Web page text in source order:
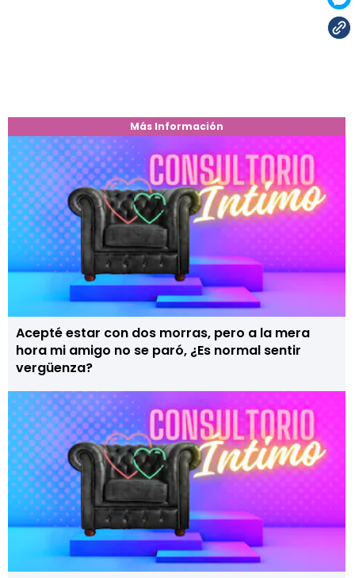
Más Información
Acepté estar con dos morras, pero a la mera
hora mi amigo no se paró, ¿Es normal sentir
vergüenza?